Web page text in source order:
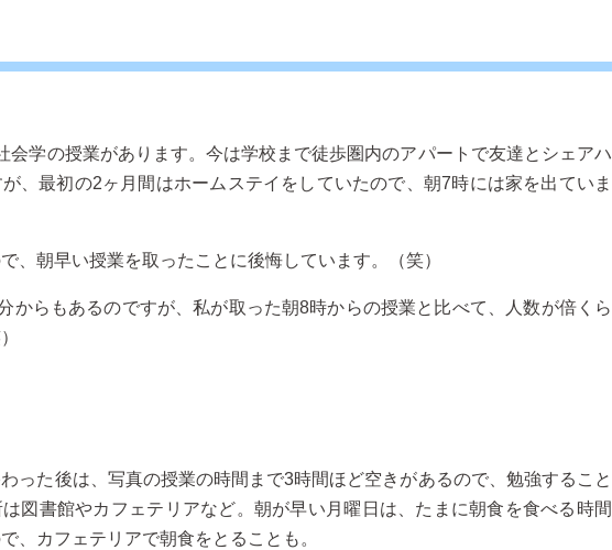
会学の授業があります。今は学校まで徒歩圏内のアパートで友達とシェアハ
、最初の2ヶ月間はホームステイをしていたので、朝7時には家を出ていま
、朝早い授業を取ったことに後悔しています。（笑）
からもあるのですが、私が取った朝8時からの授業と比べて、人数が倍くら
った後は、写真の授業の時間まで3時間ほど空きがあるので、勉強すること
図書館やカフェテリアなど。朝が早い月曜日は、たまに朝食を食べる時間
、カフェテリアで朝食をとることも。